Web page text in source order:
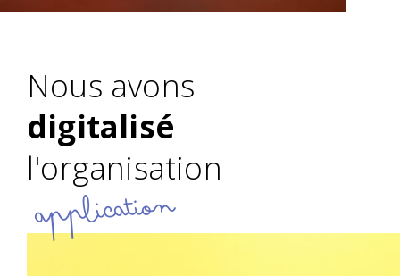
Nous avons
digitalisé
l'organisation
application